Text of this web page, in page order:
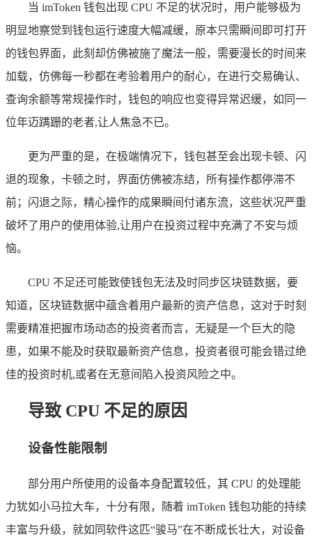
当 imToken 钱包出现 CPU 不足的状况时，用户能够极为
明显地察觉到钱包运行速度大幅减缓，原本只需瞬间即可打开
的钱包界面，此刻却仿佛被施了魔法一般，需要漫长的时间来
加载，仿佛每一秒都在考验着用户的耐心，在进行交易确认、
查询余额等常规操作时，钱包的响应也变得异常迟缓，如同一
位年迈蹒跚的老者,让人焦急不已。
更为严重的是，在极端情况下，钱包甚至会出现卡顿、闪
退的现象，卡顿之时，界面仿佛被冻结，所有操作都停滞不
前；闪退之际，精心操作的成果瞬间付诸东流，这些状况严重
破坏了用户的使用体验,让用户在投资过程中充满了不安与烦
恼。
CPU 不足还可能致使钱包无法及时同步区块链数据，要
知道，区块链数据中蕴含着用户最新的资产信息，这对于时刻
需要精准把握市场动态的投资者而言，无疑是一个巨大的隐
患，如果不能及时获取最新资产信息，投资者很可能会错过绝
佳的投资时机,或者在无意间陷入投资风险之中。
导致 CPU 不足的原因
设备性能限制
部分用户所使用的设备本身配置较低，其 CPU 的处理能
力犹如小马拉大车，十分有限，随着 imToken 钱包功能的持续
丰富与升级，就如同软件这匹“骏马”在不断成长壮大，对设备